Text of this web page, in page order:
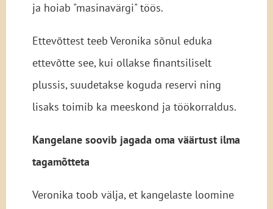
ja hoiab "masinavärgi" töös.
Ettevõttest teeb Veronika sõnul eduka
ettevõtte see, kui ollakse finantsiliselt
plussis, suudetakse koguda reservi ning
lisaks toimib ka meeskond ja töökorraldus.
Kangelane soovib jagada oma väärtust ilma
tagamõtteta
Veronika toob välja, et kangelaste loomine